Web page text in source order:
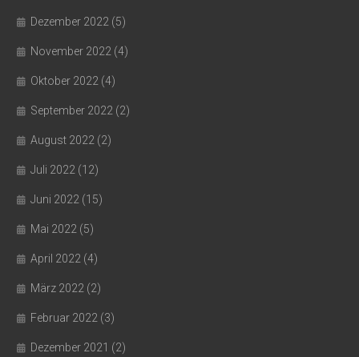
Dezember 2022 (5)
November 2022 (4)
Oktober 2022 (4)
September 2022 (2)
August 2022 (2)
Juli 2022 (12)
Juni 2022 (15)
Mai 2022 (5)
April 2022 (4)
März 2022 (2)
Februar 2022 (3)
Dezember 2021 (2)